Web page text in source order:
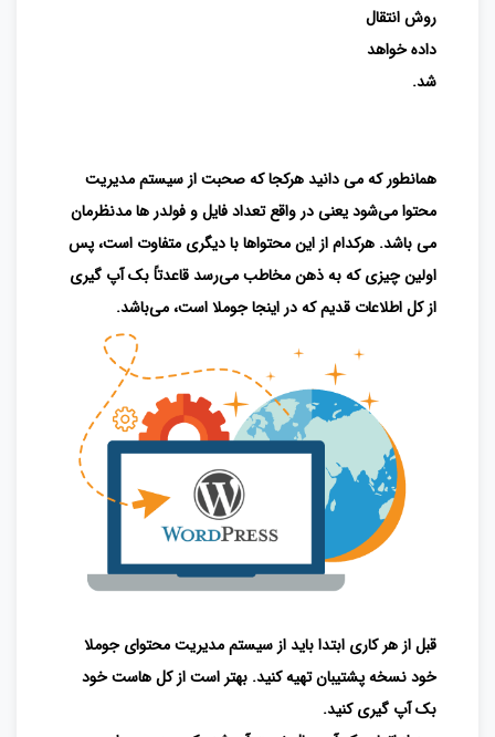
روش انتقال
داده خواهد
شد.
همانطور که می دانید هرکجا که صحبت از سیستم مدیریت
محتوا می‌شود یعنی در واقع تعداد فایل و فولدر ها مدنظرمان
می باشد. هرکدام از این محتواها با دیگری متفاوت است، پس
اولین چیزی که به ذهن مخاطب می‌رسد قاعدتاً بک آپ گیری
از کل اطلاعات قدیم که در اینجا جوملا است، می‌باشد.
قبل از هر کاری ابتدا باید از سیستم مدیریت محتوای جوملا
خود نسخه پشتیبان تهیه کنید. بهتر است از کل‌ هاست خود
بک آپ گیری کنید.